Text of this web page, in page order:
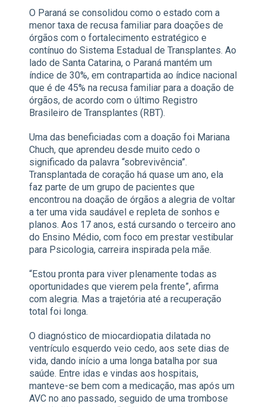
O Paraná se consolidou como o estado com a
menor taxa de recusa familiar para doações de
órgãos com o fortalecimento estratégico e
contínuo do Sistema Estadual de Transplantes. Ao
lado de Santa Catarina, o Paraná mantém um
índice de 30%, em contrapartida ao índice nacional
que é de 45% na recusa familiar para a doação de
órgãos, de acordo com o último Registro
Brasileiro de Transplantes (RBT).
Uma das beneficiadas com a doação foi Mariana
Chuch, que aprendeu desde muito cedo o
significado da palavra “sobrevivência”.
Transplantada de coração há quase um ano, ela
faz parte de um grupo de pacientes que
encontrou na doação de órgãos a alegria de voltar
a ter uma vida saudável e repleta de sonhos e
planos. Aos 17 anos, está cursando o terceiro ano
do Ensino Médio, com foco em prestar vestibular
para Psicologia, carreira inspirada pela mãe.
“Estou pronta para viver plenamente todas as
oportunidades que vierem pela frente”, afirma
com alegria. Mas a trajetória até a recuperação
total foi longa.
O diagnóstico de miocardiopatia dilatada no
ventrículo esquerdo veio cedo, aos sete dias de
vida, dando início a uma longa batalha por sua
saúde. Entre idas e vindas aos hospitais,
manteve-se bem com a medicação, mas após um
AVC no ano passado, seguido de uma trombose